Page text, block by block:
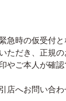
急時の仮受付
ただき、正規の
やご本人が確
店へお問い合わ